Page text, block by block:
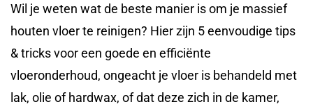
Wil je weten wat de beste manier is om je massief
houten vloer te reinigen? Hier zijn 5 eenvoudige tips
& tricks voor een goede en efficiënte
vloeronderhoud, ongeacht je vloer is behandeld met
lak, olie of hardwax, of dat deze zich in de kamer,